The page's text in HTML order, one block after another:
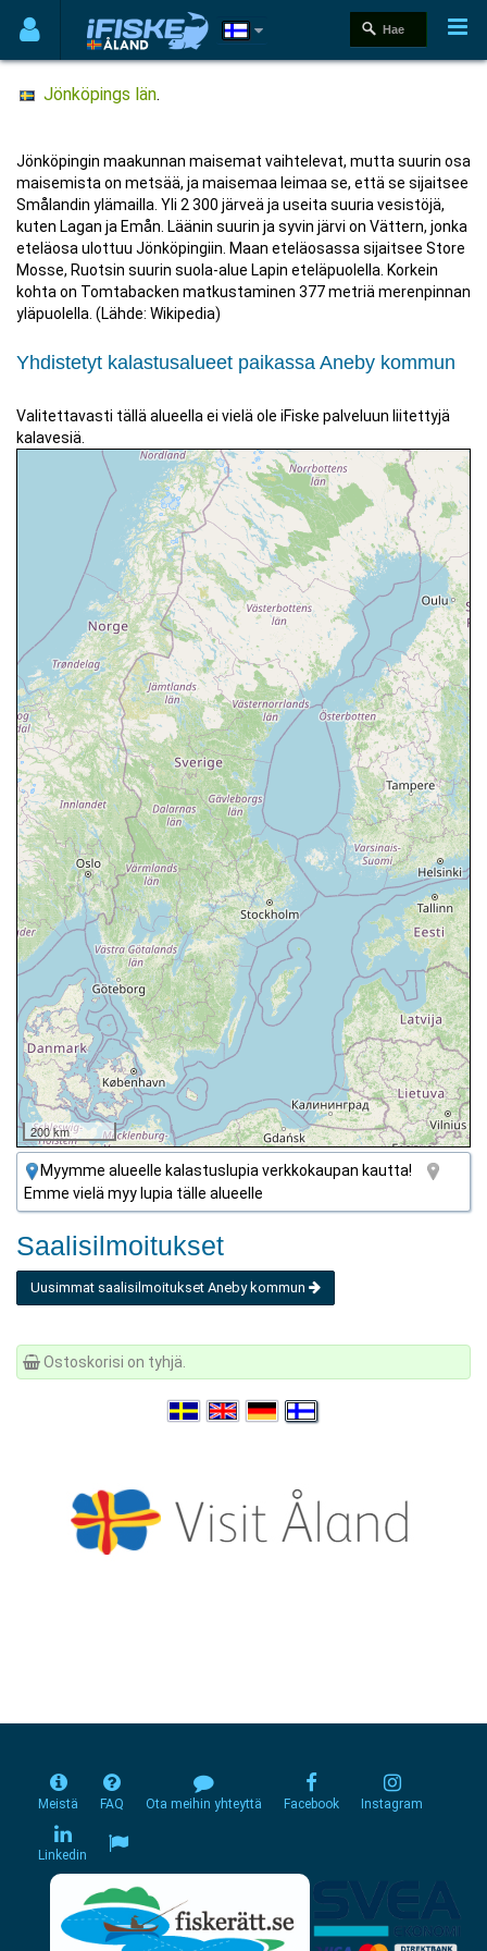
Jönköpings län.
Jönköpingin maakunnan maisemat vaihtelevat, mutta suurin osa
maisemista on metsää, ja maisemaa leimaa se, että se sijaitsee
Smålandin ylämailla. Yli 2 300 järveä ja useita suuria vesistöjä,
kuten Lagan ja Emån. Läänin suurin ja syvin järvi on Vättern, jonka
eteläosa ulottuu Jönköpingiin. Maan eteläosassa sijaitsee Store
Mosse, Ruotsin suurin suola-alue Lapin eteläpuolella. Korkein
kohta on Tomtabacken matkustaminen 377 metriä merenpinnan
yläpuolella. (Lähde: Wikipedia)
Yhdistetyt kalastusalueet paikassa Aneby kommun
Valitettavasti tällä alueella ei vielä ole iFiske palveluun liitettyjä
kalavesiä.
200 km
Myymme alueelle kalastuslupia verkkokaupan kautta!
Emme vielä myy lupia tälle alueelle
Saalisilmoitukset
Uusimmat saalisilmoitukset Aneby kommun
Ostoskorisi on tyhjä.
Meistä FAQ Ota meihin yhteyttä Facebook Instagram
Linkedin